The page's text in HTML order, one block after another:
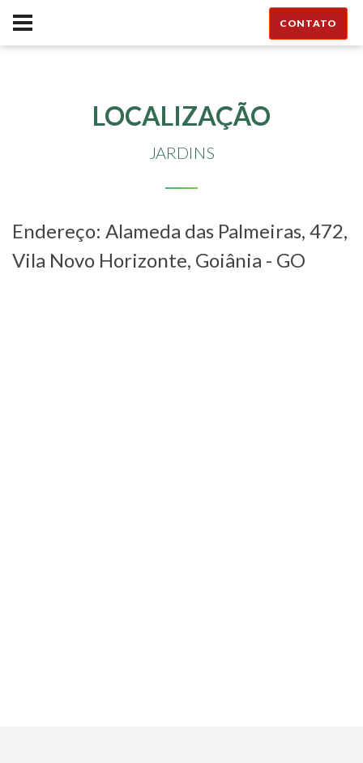
CONTATO
LOCALIZAÇÃO
JARDINS
Endereço: Alameda das Palmeiras, 472,
Vila Novo Horizonte, Goiânia - GO